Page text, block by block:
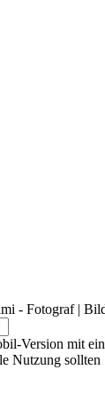
Version mit
Nutzung sollten